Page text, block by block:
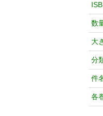
数
大
分
件
各